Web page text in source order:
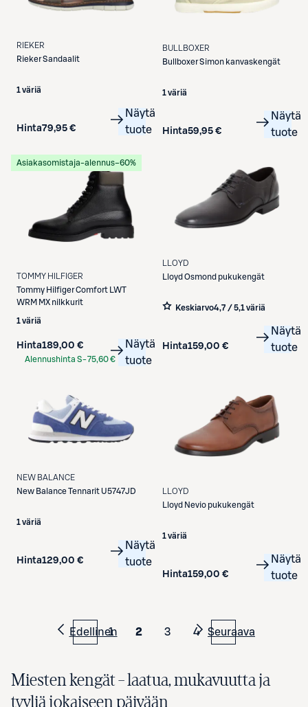
RIEKER
RiekerSandaalit
1 väriä
Hinta79,95 €
Näytä
tuote
BULLBOXER
BullboxerSimon kanvaskengät
1 väriä
Hinta59,95 €
Näytä
tuote
Asiakasomistaja-alennus−60%
TOMMY HILFIGER
Tommy HilfigerComfort LWT
WRM MX nilkkurit
1 väriä
Hinta189,00 €
Alennushinta S-75,60 €
Näytä
tuote
LLOYD
Lloyd Osmond pukukengät
Keskiarvo4,7 / 5,1 väriä
Hinta159,00 €
Näytä
tuote
NEW BALANCE
New BalanceTennarit U5747JD
1 väriä
Hinta129,00 €
Näytä
tuote
LLOYD
Lloyd Nevio pukukengät
1 väriä
Hinta159,00 €
Näytä
tuote
Edellinen
1 2 3 4 Seuraava
Miesten kengät – laatua, mukavuutta ja
tyyliä jokaiseen päivään